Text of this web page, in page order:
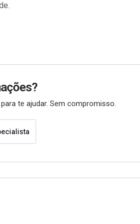
te ajudar. Sem compromisso.